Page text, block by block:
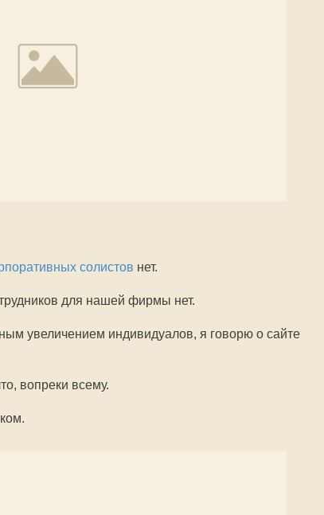
солистов нет.
для нашей фирмы нет.
увеличением индивидуалов, я говорю о сайте
вопреки всему.